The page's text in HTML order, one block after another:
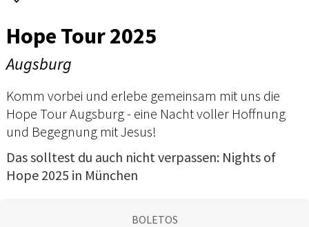
Hope Tour 2025
Augsburg
Komm vorbei und erlebe gemeinsam mit uns die
Hope Tour Augsburg - eine Nacht voller Hoffnung
und Begegnung mit Jesus!
Das solltest du auch nicht verpassen: Nights of
Hope 2025 in München
BOLETOS